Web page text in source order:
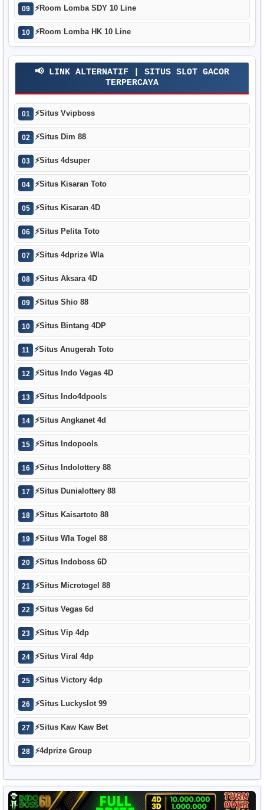
09 ⚡Room Lomba SDY 10 Line
10 ⚡Room Lomba HK 10 Line
📢 LINK ALTERNATIF | SITUS SLOT GACOR
TERPERCAYA
01 ⚡Situs Vvipboss
02 ⚡Situs Dim 88
03 ⚡Situs 4dsuper
04 ⚡Situs Kisaran Toto
05 ⚡Situs Kisaran 4D
06 ⚡Situs Pelita Toto
07 ⚡Situs 4dprize Wla
08 ⚡Situs Aksara 4D
09 ⚡Situs Shio 88
10 ⚡Situs Bintang 4DP
11 ⚡Situs Anugerah Toto
12 ⚡Situs Indo Vegas 4D
13 ⚡Situs Indo4dpools
14 ⚡Situs Angkanet 4d
15 ⚡Situs Indopools
16 ⚡Situs Indolottery 88
17 ⚡Situs Dunialottery 88
18 ⚡Situs Kaisartoto 88
19 ⚡Situs Wla Togel 88
20 ⚡Situs Indoboss 6D
21 ⚡Situs Microtogel 88
22 ⚡Situs Vegas 6d
23 ⚡Situs Vip 4dp
24 ⚡Situs Viral 4dp
25 ⚡Situs Victory 4dp
26 ⚡Situs Luckyslot 99
27 ⚡Situs Kaw Kaw Bet
28 ⚡4dprize Group